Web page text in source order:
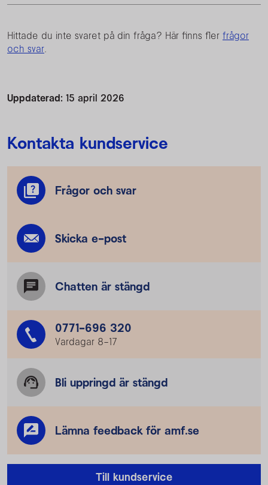
Hittade du inte svaret på din fråga? Här finns fler frågor
och svar.
Uppdaterad: 15 april 2026
Kontakta kundservice
Frågor och svar
Skicka e-post
Chatten är stängd
0771-696 320
Vardagar 8–17
Bli uppringd är stängd
Lämna feedback för amf.se
Till kundservice